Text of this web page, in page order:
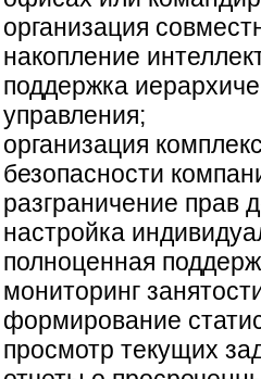
организация
накопление
поддержка
управления;
организация
безопасности
разграничение прав
настройка
полноценная
мониторинг
формирование
просмотр текущих